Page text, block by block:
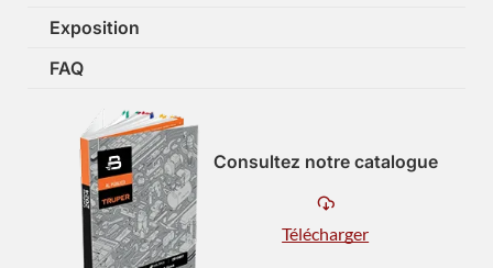
Exposition
FAQ
Consultez notre catalogue
Télécharger